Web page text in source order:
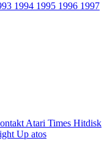
1994 1995 1996 1997
Atari Times Hitdisk
Up atos